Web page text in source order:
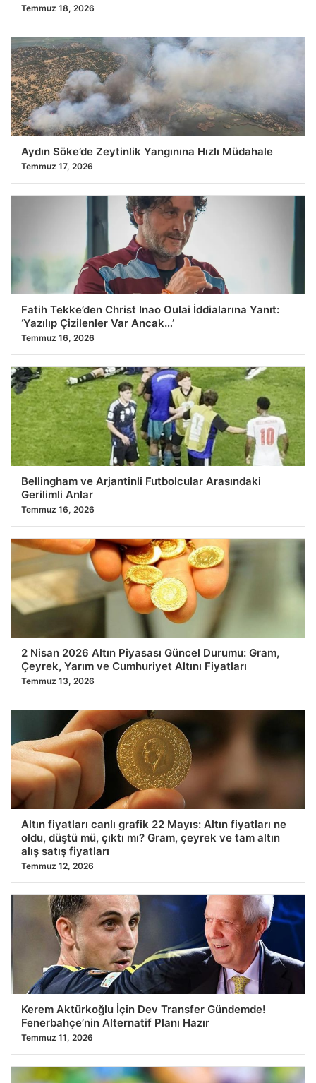
Temmuz 18, 2026
Aydın Söke’de Zeytinlik Yangınına Hızlı Müdahale
Temmuz 17, 2026
Fatih Tekke’den Christ Inao Oulai İddialarına Yanıt:
‘Yazılıp Çizilenler Var Ancak…’
Temmuz 16, 2026
Bellingham ve Arjantinli Futbolcular Arasındaki
Gerilimli Anlar
Temmuz 16, 2026
2 Nisan 2026 Altın Piyasası Güncel Durumu: Gram,
Çeyrek, Yarım ve Cumhuriyet Altını Fiyatları
Temmuz 13, 2026
Altın fiyatları canlı grafik 22 Mayıs: Altın fiyatları ne
oldu, düştü mü, çıktı mı? Gram, çeyrek ve tam altın
alış satış fiyatları
Temmuz 12, 2026
Kerem Aktürkoğlu İçin Dev Transfer Gündemde!
Fenerbahçe’nin Alternatif Planı Hazır
Temmuz 11, 2026